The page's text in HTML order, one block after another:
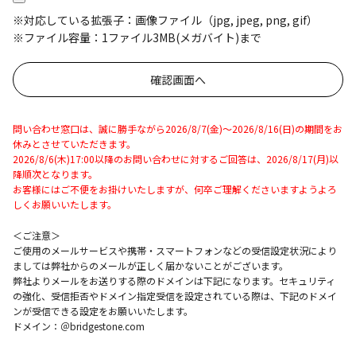
※対応している拡張子：画像ファイル（jpg, jpeg, png, gif）
※ファイル容量：1ファイル3MB(メガバイト)まで
問い合わせ窓口は、誠に勝手ながら2026/8/7(金)～2026/8/16(日)の期間をお
休みとさせていただきます。
2026/8/6(木)17:00以降のお問い合わせに対するご回答は、2026/8/17(月)以
降順次となります。
お客様にはご不便をお掛けいたしますが、何卒ご理解くださいますようよろ
しくお願いいたします。
＜ご注意＞
ご使用のメールサービスや携帯・スマートフォンなどの受信設定状況により
ましては弊社からのメールが正しく届かないことがございます。
弊社よりメールをお送りする際のドメインは下記になります。セキュリティ
の強化、受信拒否やドメイン指定受信を設定されている際は、下記のドメイ
ンが受信できる設定をお願いいたします。
ドメイン：＠bridgestone.com